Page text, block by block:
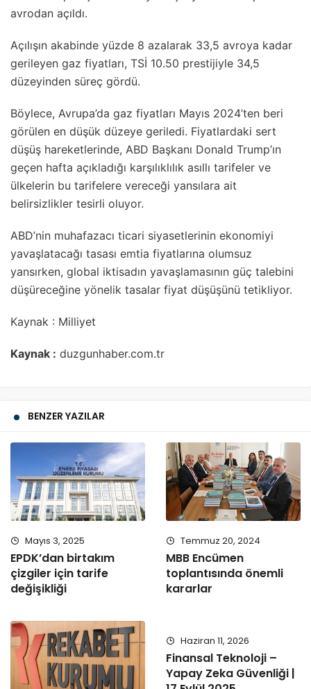
avrodan açıldı.
Açılışın akabinde yüzde 8 azalarak 33,5 avroya kadar
gerileyen gaz fiyatları, TSİ 10.50 prestijiyle 34,5
düzeyinden süreç gördü.
Böylece, Avrupa’da gaz fiyatları Mayıs 2024’ten beri
görülen en düşük düzeye geriledi. Fiyatlardaki sert
düşüş hareketlerinde, ABD Başkanı Donald Trump’ın
geçen hafta açıkladığı karşılıklılık asıllı tarifeler ve
ülkelerin bu tarifelere vereceği yansılara ait
belirsizlikler tesirli oluyor.
ABD’nin muhafazacı ticari siyasetlerinin ekonomiyi
yavaşlatacağı tasası emtia fiyatlarına olumsuz
yansırken, global iktisadın yavaşlamasının güç talebini
düşüreceğine yönelik tasalar fiyat düşüşünü tetikliyor.
Kaynak : Milliyet
Kaynak : duzgunhaber.com.tr
BENZER YAZILAR
Mayıs 3, 2025
EPDK’dan birtakım
çizgiler için tarife
değişikliği
Temmuz 20, 2024
MBB Encümen
toplantısında önemli
kararlar
Haziran 11, 2026
Finansal Teknoloji –
Yapay Zeka Güvenliği |